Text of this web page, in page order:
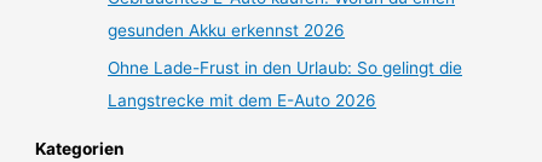
gesunden Akku erkennst 2026
Ohne Lade-Frust in den Urlaub: So gelingt die
Langstrecke mit dem E-Auto 2026
Kategorien